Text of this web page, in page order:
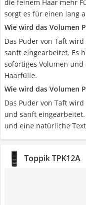
die feinem Haar mehr
sorgt es für einen lang
Wie wird das Volumen
Das Puder von Taft
sanft eingearbeitet. Es
sofortiges Volumen
Haarfülle.
Wie wird das Volumen
Das Puder von Taft
und sanft
und eine natürliche
Toppik TPK12A